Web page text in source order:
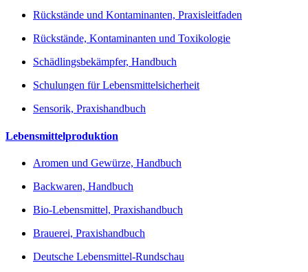
Rückstände und Kontaminanten, Praxisleitfaden
Rückstände, Kontaminanten und Toxikologie
Schädlingsbekämpfer, Handbuch
Schulungen für Lebensmittelsicherheit
Sensorik, Praxishandbuch
Lebensmittelproduktion
Aromen und Gewürze, Handbuch
Backwaren, Handbuch
Bio-Lebensmittel, Praxishandbuch
Brauerei, Praxishandbuch
Deutsche Lebensmittel-Rundschau